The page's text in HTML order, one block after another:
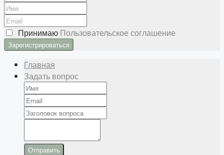
Принимаю Пользовательское соглашение
Главная
Задать вопрос
Отправить